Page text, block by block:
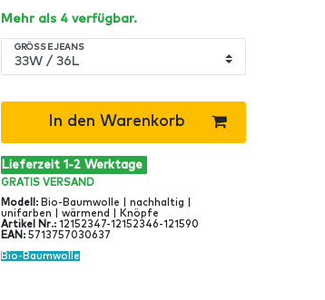
Mehr als 4 verfügbar.
GRÖSSE JEANS
In den Warenkorb
Lieferzeit 1-2 Werktage
GRATIS VERSAND
Modell : Bio-Baumwolle | nachhaltig |
unifarben | wärmend | Knöpfe
Artikel Nr.: 12152347-12152346-121590
EAN : 5713757030637
Bio-Baumwolle